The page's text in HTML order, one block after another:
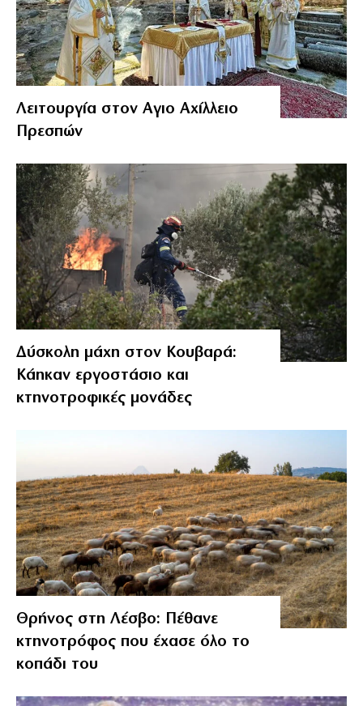
Λειτουργία στον Αγιο Αχίλλειο
Πρεσπών
Δύσκολη μάχη στον Κουβαρά:
Κάηκαν εργοστάσιο και
κτηνοτροφικές μονάδες
Θρήνος στη Λέσβο: Πέθανε
κτηνοτρόφος που έχασε όλο το
κοπάδι του